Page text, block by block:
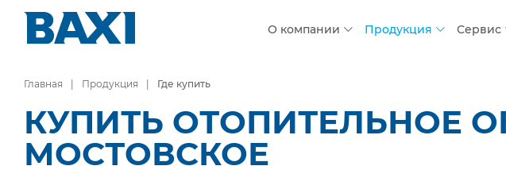
О компании Продукция Сервис
Главная Продукция Где купить
КУПИТЬ ОТОПИТЕЛЬНОЕ
МОСТОВСКОЕ